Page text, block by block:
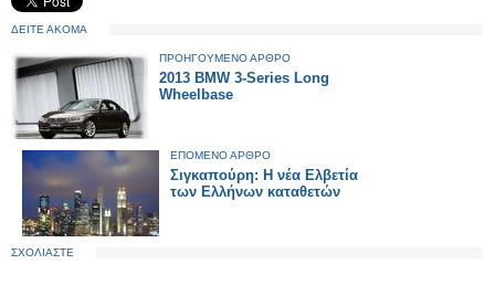
ΔΕΙΤΕ ΑΚΟΜΑ
ΠΡΟΗΓΟΥΜΕΝΟ ΑΡΘΡΟ
2013 BMW 3-Series Long
Wheelbase
ΕΠΟΜΕΝΟ ΑΡΘΡΟ
Σιγκαπούρη: Η νέα Ελβετία
των Ελλήνων καταθετών
ΣΧΟΛΙΑΣΤΕ